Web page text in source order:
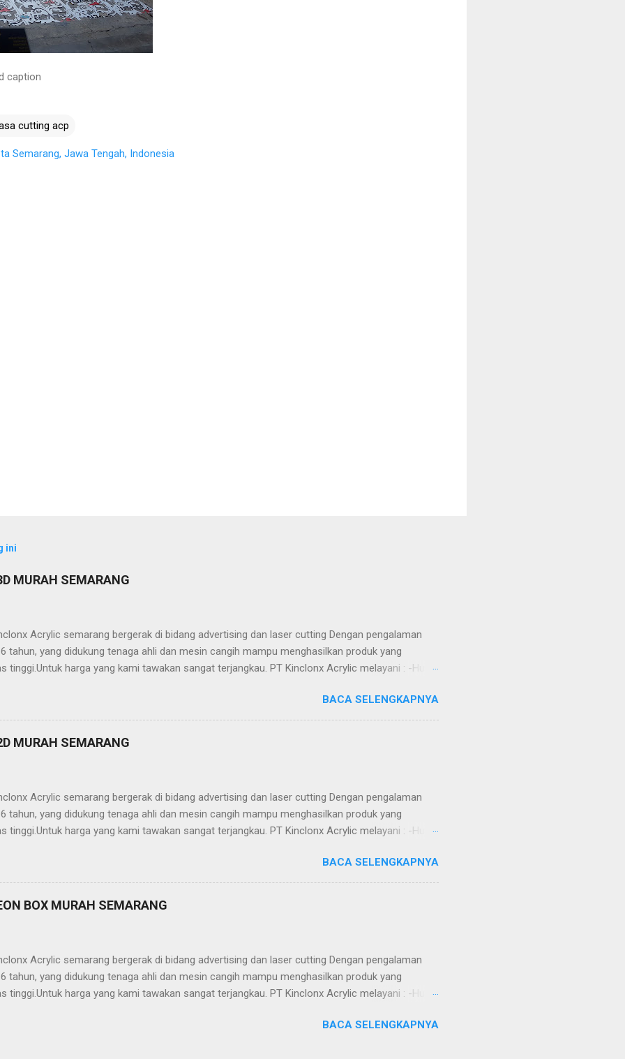
caption
cutting acp
Semarang, Jawa Tengah, Indonesia
ini
MURAH SEMARANG
Acrylic semarang bergerak di bidang advertising dan laser cutting Dengan pengalaman
tahun, yang didukung tenaga ahli dan mesin cangih mampu menghasilkan produk yang
tinggi.Untuk harga yang kami tawakan sangat terjangkau. PT Kinclonx Acrylic melayani : -Huruf
Tangga/Balkon -Kanopi -Wallpanel 2D dan 3D -Partisi (sekat) ruangan -Jasa Potong Metal
tembaga, baja, ACP, dll) -Jasa Potong Non Metal (Acrylic, MDF, Whiteboard, dll) -DLL
Kinclonx Acrylic : -Pelayanan Prima -Hasil Produk Berkualitas -Harga Kompetitif -Custom
BACA SELENGKAPNYA
MURAH SEMARANG
Acrylic semarang bergerak di bidang advertising dan laser cutting Dengan pengalaman
tahun, yang didukung tenaga ahli dan mesin cangih mampu menghasilkan produk yang
tinggi.Untuk harga yang kami tawakan sangat terjangkau. PT Kinclonx Acrylic melayani : -Huruf
Tangga/Balkon -Kanopi -Wallpanel 2D dan 3D -Partisi (sekat) ruangan -Jasa Potong Metal
tembaga, baja, ACP, dll) -Jasa Potong Non Metal (Acrylic, MDF, Whiteboard, dll) -DLL
Kinclonx Acrylic : -Pelayanan Prima -Hasil Produk Berkualitas -Harga Kompetitif -Custom
BACA SELENGKAPNYA
BOX MURAH SEMARANG
Acrylic semarang bergerak di bidang advertising dan laser cutting Dengan pengalaman
tahun, yang didukung tenaga ahli dan mesin cangih mampu menghasilkan produk yang
tinggi.Untuk harga yang kami tawakan sangat terjangkau. PT Kinclonx Acrylic melayani : -Huruf
-Pagar -Railling Tangga/Balkon -Kanopi -Wallpanel 2D dan 3D -Partisi (sekat)
BACA SELENGKAPNYA